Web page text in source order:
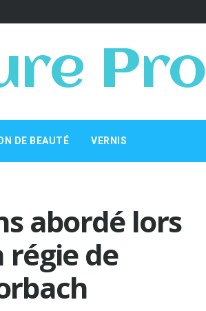
Pro
DE BEAUTÉ VERNIS
abordé lors
régie de